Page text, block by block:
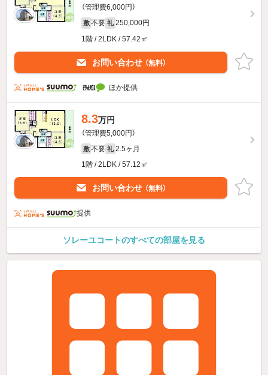
（管理費6,000円）
敷 不要 礼 250,000円
1階 / 2LDK / 57.42㎡
お問い合わせ （無料）
ほか提供
8.3万円
（管理費5,000円）
敷 不要 礼 2.5ヶ月
1階 / 2LDK / 57.12㎡
お問い合わせ （無料）
提供
ソレーユコートのすべての部屋を見る